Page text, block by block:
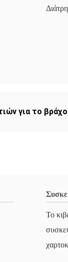
για το βράχο
Το